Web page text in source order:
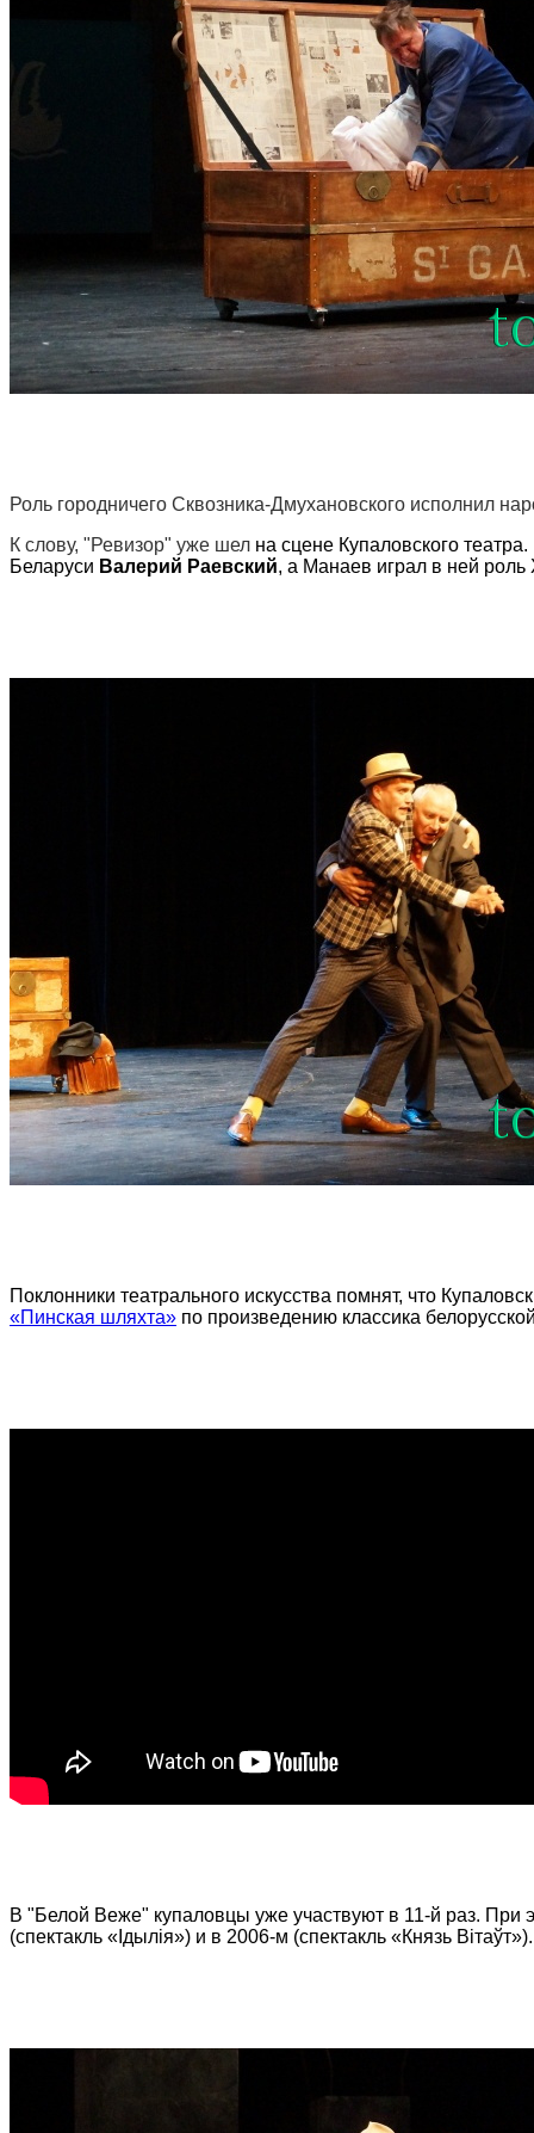
Роль городничего Сквозника-Дмухановского исполнил
К слову, "Ревизор" уже шел на сцене Купаловского театра.
Беларуси Валерий Раевский, а Манаев играл в ней роль
Поклонники театрального искусства помнят, что
«Пинская шляхта» по произведению классика
В "Белой Веже" купаловцы уже участвуют в 11-й раз.
(спектакль «Ідылiя») и в 2006-м (спектакль «Князь Вiтаўт»).